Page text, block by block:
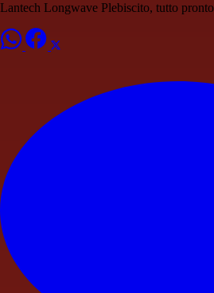
Lantech Longwave Plebiscito, tutto